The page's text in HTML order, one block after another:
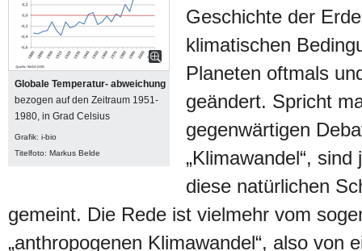
Globale Temperatur- abweichung
bezogen auf den Zeitraum 1951-
1980, in Grad Celsius
Grafik: i-bio
Titelfoto: Markus Belde
Geschichte der
klimatischen
Planeten oftmals
geändert. Spricht
gegenwärtigen
„Klimawandel“,
diese natürlichen
gemeint. Die Rede ist vielmehr vom
„anthropogenen Klimawandel“, also von